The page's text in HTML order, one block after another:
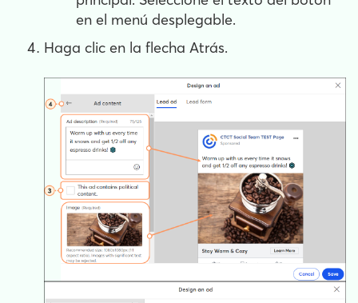
en el menú desplegable.
Haga clic en la flecha Atrás.